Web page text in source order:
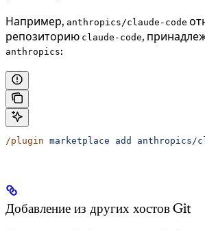
Например, anthropics/claude-code
репозиторию claude-code,
anthropics:
/plugin marketplace add anthropics/
Добавление из других хостов Git